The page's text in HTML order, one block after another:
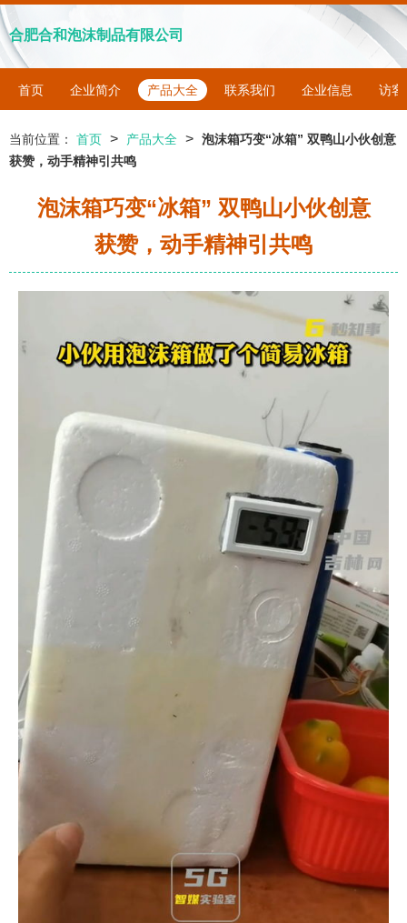
合肥合和泡沫制品有限公司
首页 企业简介 产品大全 联系我们 企业信息 访客
当前位置： 首页 > 产品大全 > 泡沫箱巧变“冰箱” 双鸭山小伙创意
获赞，动手精神引共鸣
泡沫箱巧变“冰箱” 双鸭山小伙创意
获赞，动手精神引共鸣